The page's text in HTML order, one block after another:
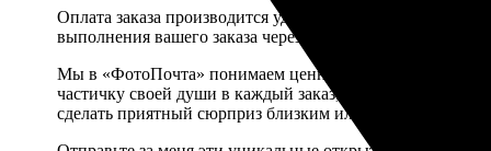
Оплата заказа производится удобным для вас
выполнения вашего заказа через сайт или приложение, а
Мы в «ФотоПочта» понимаем ценность личных
частичку своей души в каждый заказ, будь то печать
сделать приятный сюрприз близким или коллегам,